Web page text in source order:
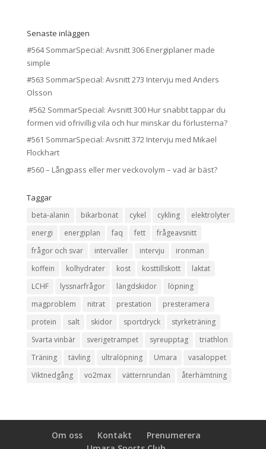
Senaste inläggen
#564 SommarSpecial: Avsnitt 306 Energiplaner made
simple
#563 SommarSpecial: Avsnitt 273 Intervju med Anders
Olsson
#562 SommarSpecial: Avsnitt 300 Hur snabbt tappar du
formen vid ofrivillig vila och hur minskar du förlusterna?
#561 SommarSpecial: Avsnitt 372 Intervju med Mikael
Flockhart
#560 – Långpass eller mer veckovolym – vad är bäst?
Taggar
beta-alanin bikarbonat cykel cykling
elektrolyter
energi
energiplan faq fett
frågeavsnitt
frågor och svar
intervaller intervju
ironman
koffein
kolhydrater kost kosttillskott
laktat
LCHF
lyssnarfrågor längdskidor
löpning
magproblem
nitrat prestation
presteramera
protein
salt skidor sportdryck
styrketräning
Svarta vinbär
sverigetrampet syreupptag
triathlon
Träning
tävling ultralöpning Umara
vasaloppet
Viktnedgång
vo2max vätternrundan återhämtning
Om oss Kontakt
Prenumerera